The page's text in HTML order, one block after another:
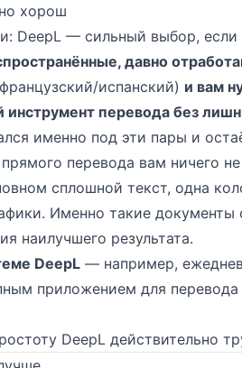
хорош
DeepL — сильный выбор,
давно
испанский) и вам
инструмент перевода без
именно под эти пары и
перевода вам ничего
сплошной текст, одна
Именно такие документы
наилучшего результата.
DeepL — например,
приложением для
DeepL действительно